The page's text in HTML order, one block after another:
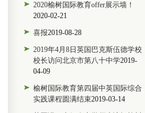
2020榆树国际教育offer展示墙！
2020-02-21
喜报2019-08-28
2019年4月8日英国巴克斯伍德学校
校长访问北京市第八十中学2019-
04-09
榆树国际教育第四届中英国际综合
实践课程圆满结束2019-03-14